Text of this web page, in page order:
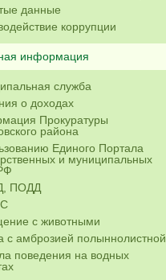
данные
коррупции
информация
служба
о доходах
Прокуратуры
района
Единого Портала
и муниципальных
ПОДД
с животными
с амброзией полыннолистной
поведения на водных